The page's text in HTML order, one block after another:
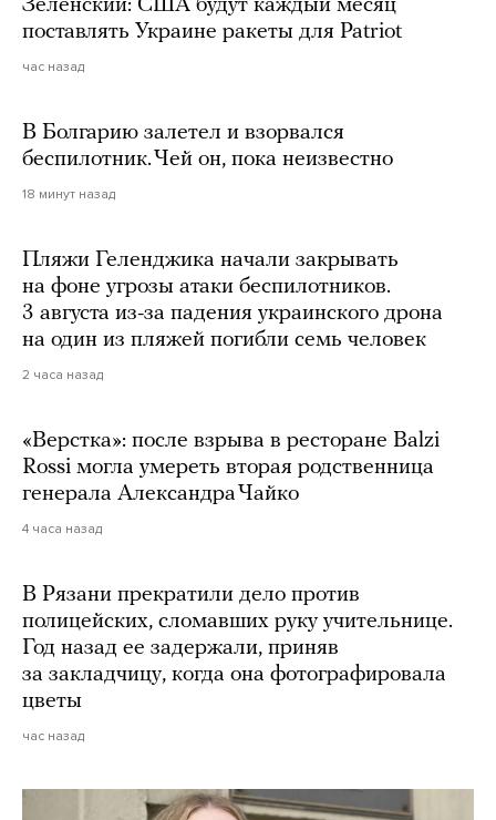
Зеленский: США будут каждый месяц
поставлять Украине ракеты для Patriot
час назад
В Болгарию залетел и взорвался
беспилотник. Чей он, пока неизвестно
18 минут назад
Пляжи Геленджика начали закрывать
на фоне угрозы атаки беспилотников.
3 августа из-за падения украинского дрона
на один из пляжей погибли семь человек
2 часа назад
«Верстка»: после взрыва в ресторане Balzi
Rossi могла умереть вторая родственница
генерала Александра Чайко
4 часа назад
В Рязани прекратили дело против
полицейских, сломавших руку учительнице.
Год назад ее задержали, приняв
за закладчицу, когда она фотографировала
цветы
час назад